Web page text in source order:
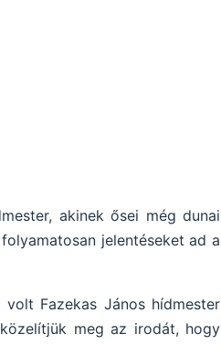
akinek ősei még dunai
jelentéseket ad a
Fazekas János hídmester
meg az irodát, hogy